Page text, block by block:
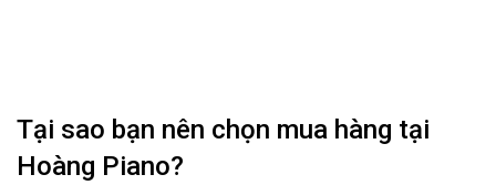
Tại sao bạn nên chọn mua hàng tại
Hoàng Piano?